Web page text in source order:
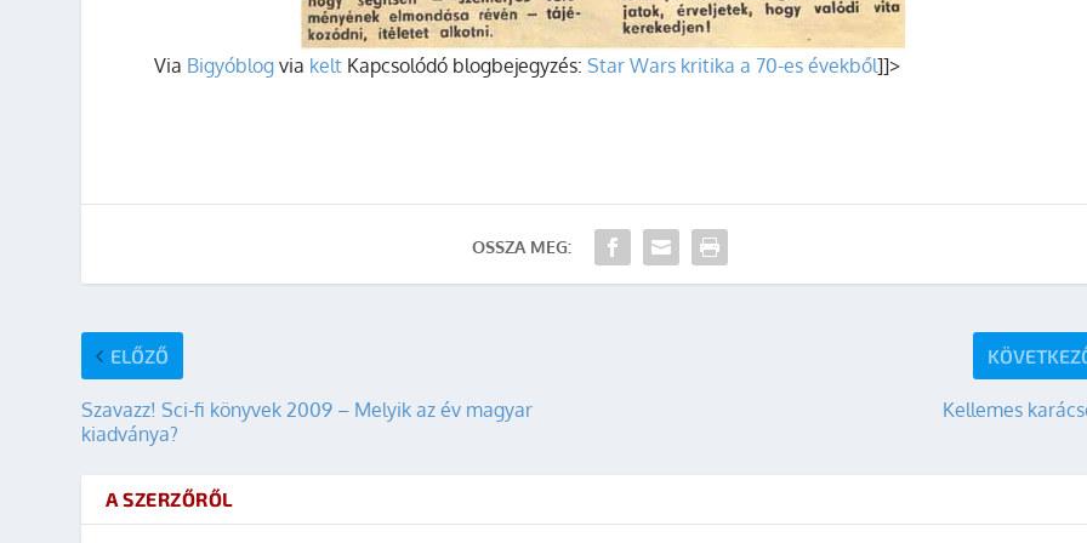
Via Bigyóblog via kelt Kapcsolódó blogbejegyzés:Star Wars kritika a 70-es évekből]]>
OSSZA MEG:
ELŐZŐ
Szavazz! Sci-fi könyvek 2009 – Melyik az év magyar
kiadványa?
Kellemes
A SZERZŐRŐL